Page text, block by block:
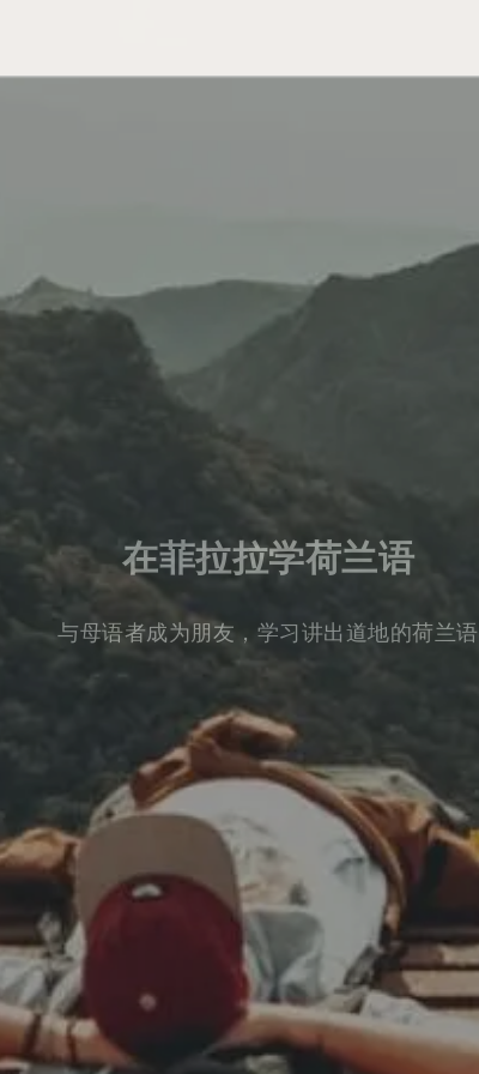
在菲拉拉学荷兰语
与母语者成为朋友，学习讲出道地的荷兰语